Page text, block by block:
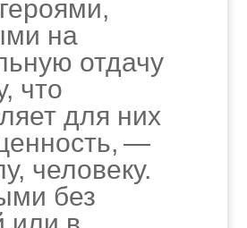
на
отдачу
что
для них
—
человеку.
без